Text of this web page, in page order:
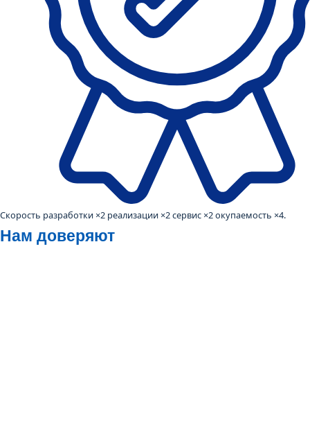
Скорость разработки ×2 реализации ×2 сервис ×2 окупаемость ×4.
Нам доверяют